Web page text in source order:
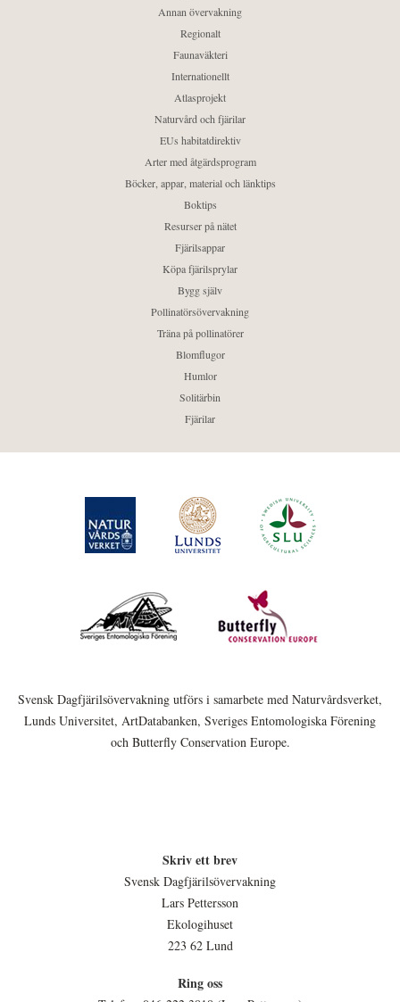
Annan övervakning
Regionalt
Faunaväkteri
Internationellt
Atlasprojekt
Naturvård och fjärilar
EUs habitatdirektiv
Arter med åtgärdsprogram
Böcker, appar, material och länktips
Boktips
Resurser på nätet
Fjärilsappar
Köpa fjärilsprylar
Bygg själv
Pollinatörsövervakning
Träna på pollinatörer
Blomflugor
Humlor
Solitärbin
Fjärilar
Svensk Dagfjärilsövervakning utförs i samarbete med Naturvårdsverket,
Lunds Universitet, ArtDatabanken, Sveriges Entomologiska Förening
och Butterfly Conservation Europe.
Skriv ett brev
Svensk Dagfjärilsövervakning
Lars Pettersson
Ekologihuset
223 62 Lund
Ring oss